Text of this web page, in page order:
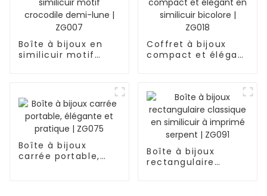
Boîte à bijoux en
similicuir motif
Coffret à bijoux
compact et élégant
Boîte à bijoux
carrée portable,
Boîte à bijoux
rectangulaire